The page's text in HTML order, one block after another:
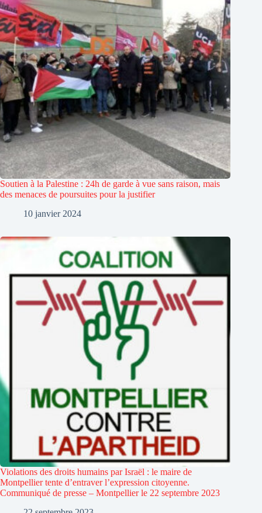
Soutien à la Palestine : 24h de garde à vue sans raison, mais
des menaces de poursuites pour la justifier
10 janvier 2024
Violations des droits humains par Israël : le maire de
Montpellier tente d’entraver l’expression citoyenne.
Communiqué de presse – Montpellier le 22 septembre 2023